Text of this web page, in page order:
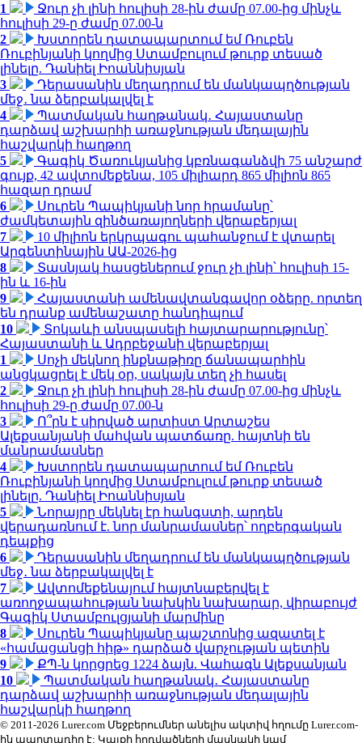
1
Ջուր չի լինի հուլիսի 28-ին ժամը 07.00-ից մինչև
հուլիսի 29-ը ժամը 07.00-ն
2
Խստորեն դատապարտում եմ Ռուբեն
Ռուբինյանի կողմից Ստամբուլում թուրք տեսած
լինելը. Դանիել Իոաննիսյան
3
Դերասանին մեղադրում են մանկապղծության
մեջ․ նա ձերբակալվել է
4
Պատմական հաղթանակ․ Հայաստանը
դարձավ աշխարհի առաջնության մեդալային
հաշվարկի հաղթող
5
Գագիկ Ծառուկյանից կբռնագանձվի 75 անշարժ
գույք, 42 ավտոմեքենա, 105 միլիարդ 865 միլիոն 865
հազար դրամ
6
Սուրեն Պապիկյանի նոր հրամանը՝
ժամկետային զինծառայողների վերաբերյալ
7
10 միլիոն երկրպագու պահանջում է վտարել
Արգենտինային ԱԱ-2026-ից
8
Տասնյակ հասցեներում ջուր չի լինի՝ հուլիսի 15-
ին և 16-ին
9
Հայաստանի ամենավտանգավոր օձերը. որտեղ
են դրանք ամենաշատը հանդիպում
10
Տոկաևի անսպասելի հայտարարությունը՝
Հայաստանի և Ադրբեջանի վերաբերյալ
1
Սոչի մեկնող ինքնաթիռը ճանապարհին
անցկացրել է մեկ օր, սակայն տեղ չի հասել
2
Ջուր չի լինի հուլիսի 28-ին ժամը 07.00-ից մինչև
հուլիսի 29-ը ժամը 07.00-ն
3
Ո՞րն է սիրված արտիստ Արտաշես
Ալեքսանյանի մահվան պատճառը. հայտնի են
մանրամասներ
4
Խստորեն դատապարտում եմ Ռուբեն
Ռուբինյանի կողմից Ստամբուլում թուրք տեսած
լինելը. Դանիել Իոաննիսյան
5
Նորայրը մեկնել էր հանգստի, արդեն
վերադառնում է. նոր մանրամասներ՝ ողբերգական
դեպքից
6
Դերասանին մեղադրում են մանկապղծության
մեջ․ նա ձերբակալվել է
7
Ավտոմեքենայում հայտնաբերվել է
առողջապահության նախկին նախարար, վիրաբույժ
Գագիկ Ստամբուլցյանի մարմինը
8
Սուրեն Պապիկյանը պաշտոնից ազատել է
«համացանցի հիթ» դարձած վարչության պետին
9
ՔՊ-ն կորցրեց 1224 ձայն. Վահագն Ալեքսանյան
10
Պատմական հաղթանակ․ Հայաստանը
դարձավ աշխարհի առաջնության մեդալային
հաշվարկի հաղթող
© 2011-2026 Lurer.com Մեջբերումներ անելիս ակտիվ հղումը Lurer.com-
ին պարտադիր է: Կայքի հոդվածների մասնակի կամ